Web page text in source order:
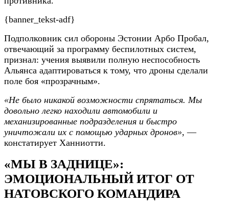
{banner_tekst-adf}
Подполковник сил обороны Эстонии Арбо Пробал,
отвечающий за программу беспилотных систем,
признал: учения выявили полную неспособность
Альянса адаптироваться к тому, что дроны сделали
поле боя «прозрачным».
«Не было никакой возможности спрятаться. Мы
довольно легко находили автомобили и
механизированные подразделения и быстро
уничтожали их с помощью ударных дронов», —
констатирует Ханниотти.
«МЫ В ЗАДНИЦЕ»:
ЭМОЦИОНАЛЬНЫЙ ИТОГ ОТ
НАТОВСКОГО КОМАНДИРА